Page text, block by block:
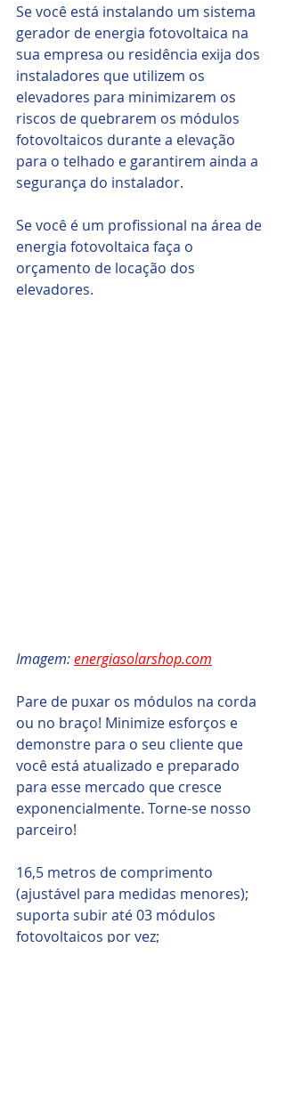
Se você está instalando um sistema
gerador de energia fotovoltaica na
sua empresa ou residência exija dos
instaladores que utilizem os
elevadores para minimizarem os
riscos de quebrarem os módulos
fotovoltaicos durante a elevação
para o telhado e garantirem ainda a
segurança do instalador.
Se você é um profissional na área de
energia fotovoltaica faça o
orçamento de locação dos
elevadores.
Imagem: energiasolarshop.com
Pare de puxar os módulos na corda
ou no braço! Minimize esforços e
demonstre para o seu cliente que
você está atualizado e preparado
para esse mercado que cresce
exponencialmente. Torne-se nosso
parceiro!
16,5 metros de comprimento
(ajustável para medidas menores);
suporta subir até 03 módulos
fotovoltaicos por vez;